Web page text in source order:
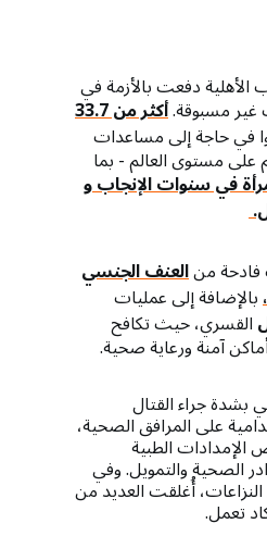
دفعت بالأزمة في
غير مسبوقة. أكثر من 33.7
في حاجة إلى مساعدات
على مستوى العالم - بما
في سنوات الإنجاب و
فادحة منالعنف الجنسي
بالإضافة إلى عمليات
القسري، حيث تكافح
آمنة ورعاية صحية.
بشدة جراء القتال
على المرافق الصحية،
الإمدادات الطبية
الصحية والتمويل. وفي
أُغلقت العديد من
تعمل.